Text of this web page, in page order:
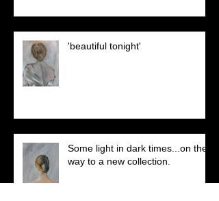
'beautiful tonight'
Some light in dark times...on the
way to a new collection.